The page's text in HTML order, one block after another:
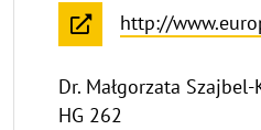
http://
Dr. Małgorzata Szajbel-
HG 262